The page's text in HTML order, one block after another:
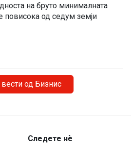
на бруто минималната
повисока од седум земји
вести од Бизнис
Следете нѐ